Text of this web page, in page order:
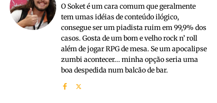
O Soket é um cara comum que geralmente
tem umas idéias de conteúdo ilógico,
consegue ser um piadista ruim em 99,9% dos
casos. Gosta de um bom e velho rock n’ roll
além de jogar RPG de mesa. Se um apocalipse
zumbi acontecer... minha opção seria uma
boa despedida num balcão de bar.